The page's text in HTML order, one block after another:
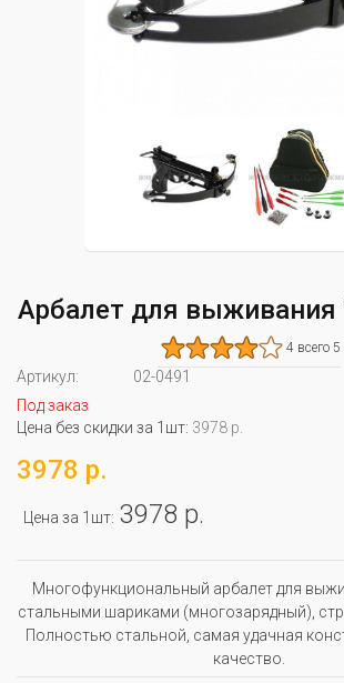
Арбалет для выживания
4 всего 5
Артикул:
02-0491
Под заказ
Цена без скидки за 1шт: 3978 р.
3978 р.
Цена за 1шт: 3978 р.
Многофункциональный арбалет для
стальными шариками (многозарядный),
Полностью стальной, самая удачная
качество.